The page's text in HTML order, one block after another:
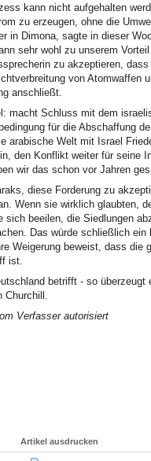
kann nicht aufgehalten
zu erzeugen, ohne die
in Dimona, sagte in dieser
sehr wohl zu unserem
zu akzeptieren,
von Atomwaffen
anschließt.
macht Schluss mit dem
für die Abschaffung
arabische Welt mit Israel
den Konflikt weiter für seine
wir das schon vor Jahren
diese Forderung zu
Wenn sie wirklich glaubten,
sich beeilen, die Siedlungen
Das würde schließlich ein
Weigerung beweist, dass die
ist.
betrifft - so überzeugt
Churchill.
Verfasser autorisiert
Artikel ausdrucken